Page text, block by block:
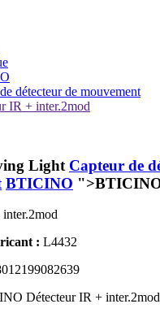
détecteur de mouvement
IR + inter.2mod
Light Capteur de
BTICINO
: L4432